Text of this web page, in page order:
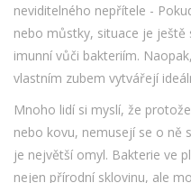
neviditelného nepřítele -
nebo můstky, situace je
imunní vůči bakteriím.
vlastním zubem vytvářejí
Mnoho lidí si myslí, že
nebo kovu, nemusejí se o ně
je největší omyl. Bakterie ve
nejen přírodní sklovinu, ale